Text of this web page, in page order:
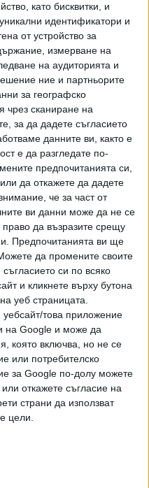
като бисквитки, и
идентификатори и
от устройство за
измерване на
на аудиторията и
ние и партньорите
за географско
чрез сканиране на
за да дадете съгласието
данните ви, както е
е да разгледате по-
предпочитанията си,
да откажете да дадете
че за част от
ви данни може да не се
право да възразите срещу
Предпочитанията ви ще
да промените своите
си по всяко
и кликнете върху бутона
уеб страницата.
това приложение
на Google и може да
която включва, но не се
или потребителско
за Google по-долу можете
откажете съгласие на
страни да използват
цели.
обединението
на ДПС-НН Делян
ясно, че заради липсата
може и да загуби пари
и устойчивост
в борбата с
СДС, БСП-ОЛ и ИТН се
, по който страната
внесоха свойпроект с
а още днес те бяха
две комисии.
първо, премахва
на КПК да става с
записва се в закона,
ще проверява
ще им дава
ще може да заседава и
две трети от петимата
обстоятелства".
160 депутати
че Конституционният
закон, според
органи с две трети,